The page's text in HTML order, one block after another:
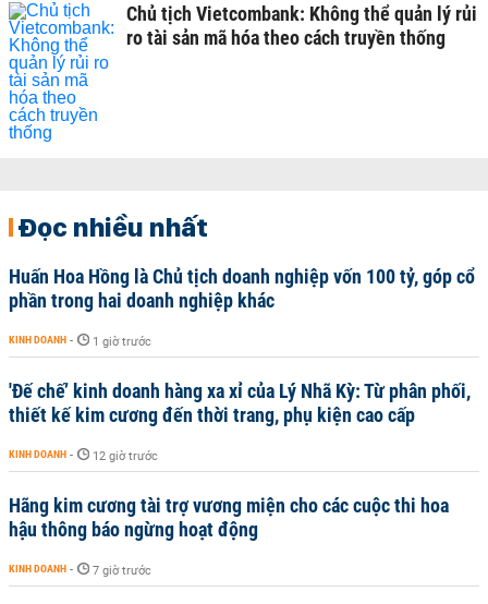
Chủ tịch Vietcombank: Không thể quản lý rủi
ro tài sản mã hóa theo cách truyền thống
Đọc nhiều nhất
Huấn Hoa Hồng là Chủ tịch doanh nghiệp vốn 100 tỷ, góp cổ
phần trong hai doanh nghiệp khác
KINH DOANH - 1 giờ trước
'Đế chế’ kinh doanh hàng xa xỉ của Lý Nhã Kỳ: Từ phân phối,
thiết kế kim cương đến thời trang, phụ kiện cao cấp
KINH DOANH - 12 giờ trước
Hãng kim cương tài trợ vương miện cho các cuộc thi hoa
hậu thông báo ngừng hoạt động
KINH DOANH - 7 giờ trước